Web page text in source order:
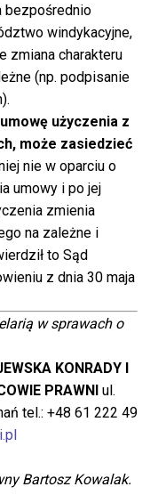
bezpośrednio
windykacyjne,
zmiana charakteru
(np. podpisanie
użyczenia z
może zasiedzieć
nie w oparciu o
umowy i po jej
zmienia
na zależne i
to Sąd
z dnia 30 maja
w sprawach o
KONRADY I
PRAWNI ul.
tel.: +48 61 222 49
Bartosz Kowalak.